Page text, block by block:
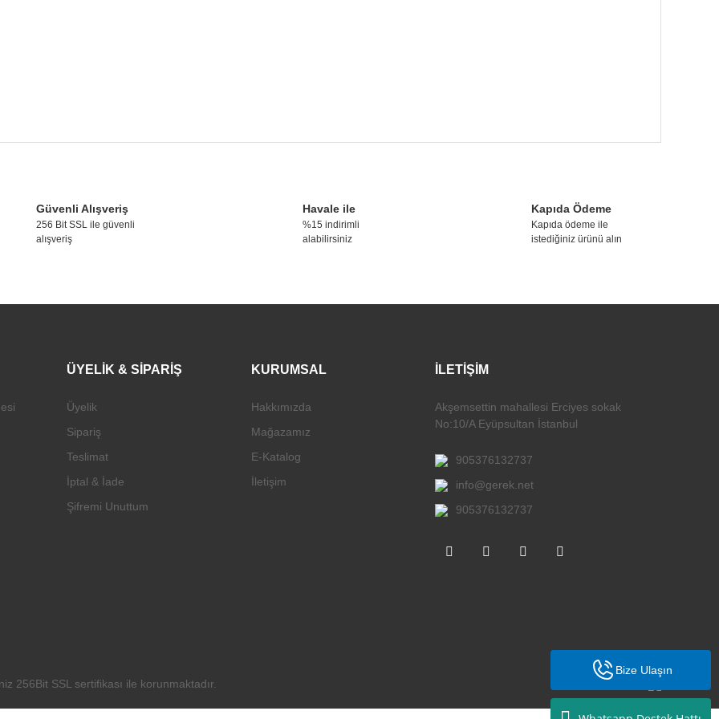
Güvenli Alışveriş
256 Bit SSL ile güvenli
alışveriş
Havale ile
%15 indirimli
alabilirsiniz
Kapıda Ödeme
Kapıda ödeme ile
istediğiniz ürünü alın
ÜYELİK & SİPARİŞ
Üyelik
Sipariş
Teslimat
İptal & İade
Şifremi Unuttum
KURUMSAL
Hakkımızda
Mağazamız
E-Katalog
İletişim
İLETİŞİM
Akşemsettin mahallesi Erciyes sokak
No:10/A Eyüpsultan İstanbul
905376132737
info@gerek.net
905376132737
256Bit SSL sertifikası ile korunmaktadır.
Bize Ulaşın